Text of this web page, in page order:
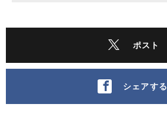
ポスト
シェアする